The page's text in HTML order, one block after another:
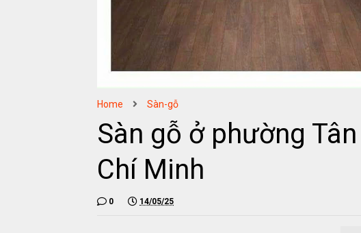
Home Sàn-gỗ
Sàn gỗ ở phường
Chí Minh
0 14/05/25